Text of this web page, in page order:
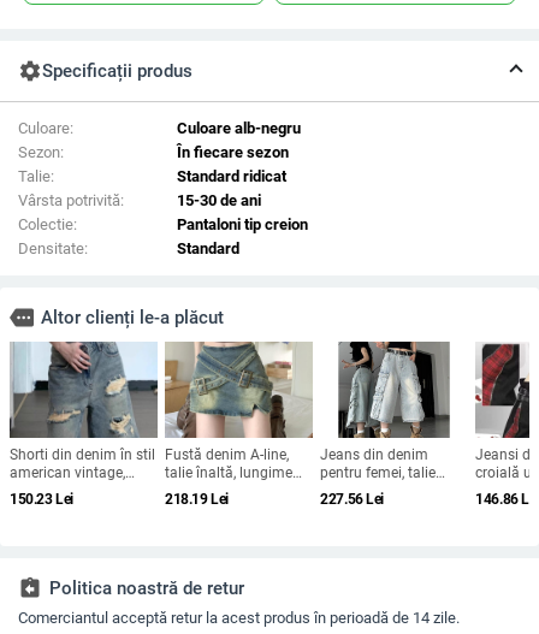
settingsSpecificații produs
Culoare:
Culoare alb-negru
Sezon:
În fiecare sezon
Talie:
Standard ridicat
Vârsta potrivită:
15-30 de ani
Colectie:
Pantaloni tip creion
Densitate:
Standard
more Altor clienți le-a plăcut
Shorti din denim în stil
american vintage,
croială dreaptă până
la mijlocul coapsei,
150.23Lei
Fustă denim A-line,
talie înaltă, lungime
3/4, micro-elasticitate
218.19Lei
Jeans din denim
pentru femei, talie
înaltă, croi drept, cu
mai multe buzunare
227.56Lei
Jeansi
croială
talie
colaj/
146.86Lei
assignment_return Politica noastră de retur
Comerciantul acceptă retur la acest produs în perioadă de 14 zile.